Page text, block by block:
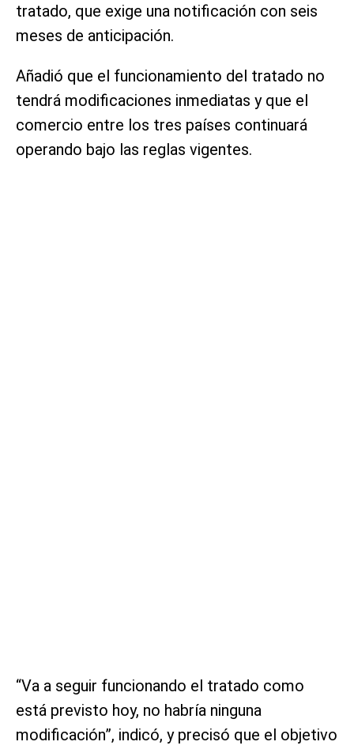
tratado, que exige una notificación con seis
meses de anticipación.
Añadió que el funcionamiento del tratado no
tendrá modificaciones inmediatas y que el
comercio entre los tres países continuará
operando bajo las reglas vigentes.
“Va a seguir funcionando el tratado como
está previsto hoy, no habría ninguna
modificación”, indicó, y precisó que el objetivo